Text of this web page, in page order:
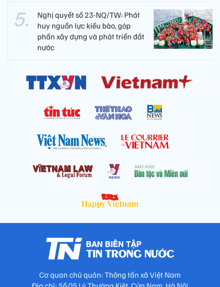
Nghị quyết số 23-NQ/TW: Phát
huy nguồn lực kiều bào, góp
phần xây dựng và phát triển đất
nước
Cơ quan chủ quản: Thông tấn xã Việt Nam